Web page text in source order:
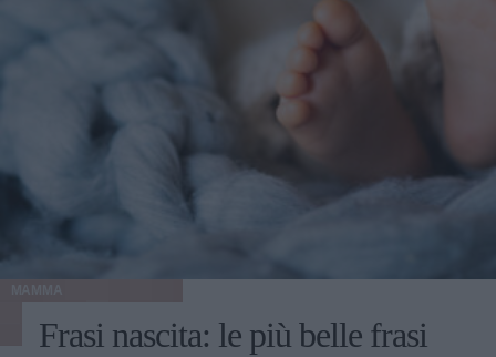
Frasi nascita: le più belle frasi